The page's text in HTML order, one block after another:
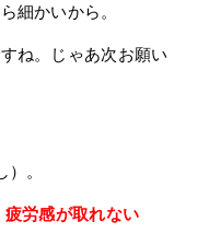
細かいから。
ね。じゃあ次お願い
。
労感が取れない